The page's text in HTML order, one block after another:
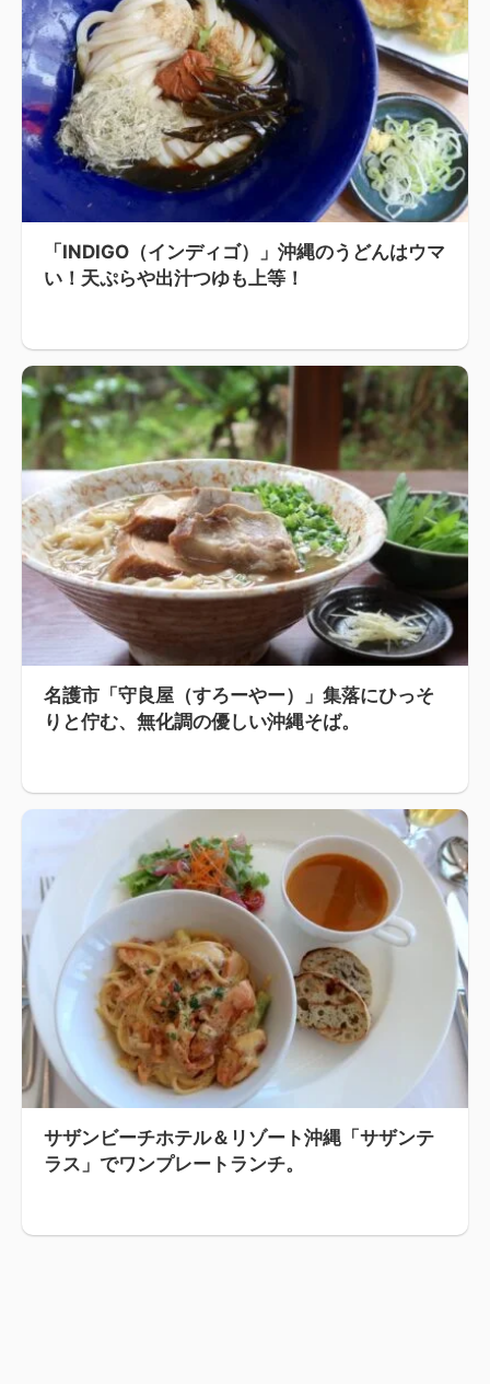
「INDIGO（インディゴ）」沖縄のうどんはウマ
い！天ぷらや出汁つゆも上等！
名護市「守良屋（すろーやー）」集落にひっそ
りと佇む、無化調の優しい沖縄そば。
サザンビーチホテル＆リゾート沖縄「サザンテ
ラス」でワンプレートランチ。